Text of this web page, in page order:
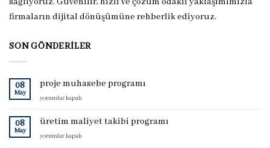
firmaların dijital dönüşümüne rehberlik ediyoruz.
SON GÖNDERILER
08
May
proje muhasebe programı
proje
programı
yorumlar kapalı
08
May
üretim maliyet takibi programı
üretim
yorumlar kapalı